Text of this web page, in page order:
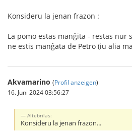
Konsideru la jenan frazon :
La pomo estas manĝita - restas nur
ne estis manĝata de Petro (iu alia
Akvamarino (Profil anzeigen)
16. Juni 2024 03:56:27
Altebrilas:
Konsideru la jenan frazon...